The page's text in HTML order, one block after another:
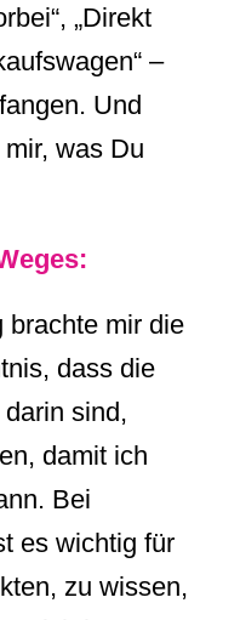
„Direkt
–
Und
was Du
brachte mir die
dass die
sind,
damit ich
Bei
es wichtig für
zu wissen,